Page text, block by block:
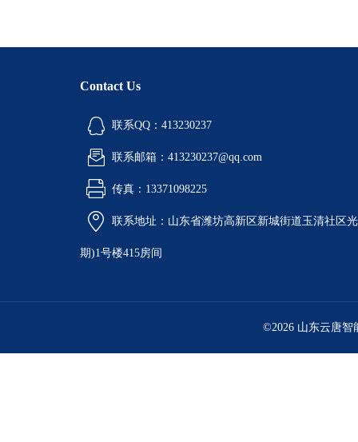
Contact Us
联系QQ：413230237
联系邮箱：413230237@qq.com
传真：13371098225
联系地址：山东省潍坊高新区新城街道玉清社区
期)1号楼415房间
©2026 山东云唐